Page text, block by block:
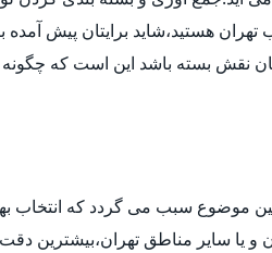
هستید،شاید برایتان پیش
بسته باشد این است که چگونه
موضوع سبب می گردد که انتخاب
سایر مناطق تهران،بیشترین